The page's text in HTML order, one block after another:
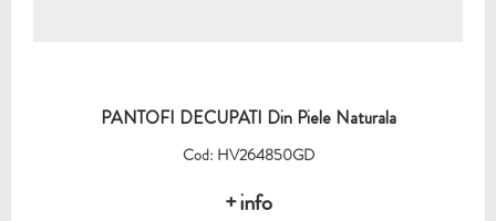
PANTOFI DECUPATI Din Piele Naturala
Cod: HV264850GD
+ info